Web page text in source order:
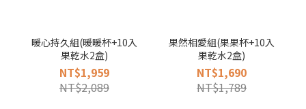
暖心持久組(暖暖杯+10入
果乾水2盒)
NT$1,959
NT$2,089
果然相愛組(果果杯+10入
果乾水2盒)
NT$1,690
NT$1,789